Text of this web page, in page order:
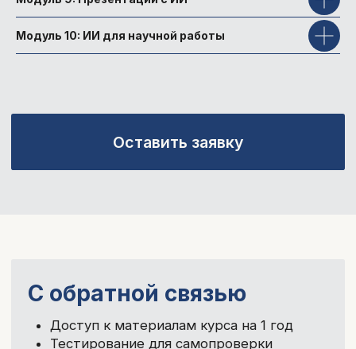
Модуль 10: ИИ для научной работы
Резидент Сколково, аккредитованная
Более 20 программ по
специальностям, коммуникативным и
стандартам
системные знания
Отзывы студентов